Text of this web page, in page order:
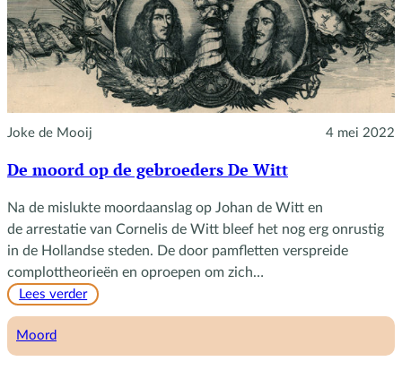
Mary
Joke de Mooij 4 mei 2022
De moord op de gebroeders De Witt
Na de mislukte moordaanslag op Johan de Witt en
de arrestatie van Cornelis de Witt bleef het nog erg onrustig
in de Hollandse steden. De door pamfletten verspreide
complottheorieën en oproepen om zich…
Lees verder:
Moord